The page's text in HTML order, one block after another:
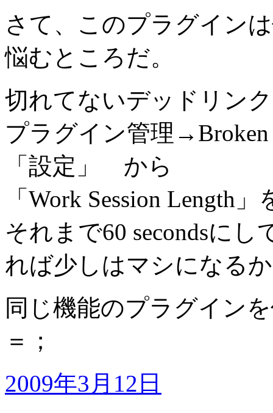
さて、このプラグイン
悩むところだ。
切れてないデッドリン
プラグイン管理
「設定」 から
「Work Session Length
それまで60 secondsに
れば少しはマシになる
同じ機能のプラグイン
＝；
2009年3月12日